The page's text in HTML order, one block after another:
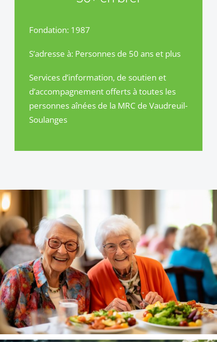
Fondation: 1987
S’adresse à: Personnes de 50 ans et plus
Services d’information, de soutien et
d’accompagnement offerts à toutes les
personnes aînées de la MRC de Vaudreuil-
Soulanges